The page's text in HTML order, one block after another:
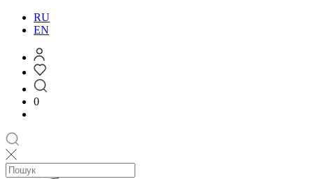
RU
EN
0